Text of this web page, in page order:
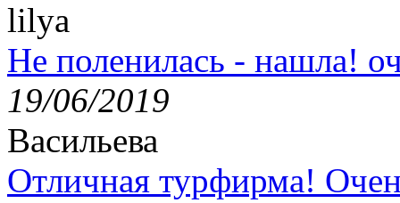
lilya
Не поленилась - нашла!
19/06/2019
Васильева
Отличная турфирма!